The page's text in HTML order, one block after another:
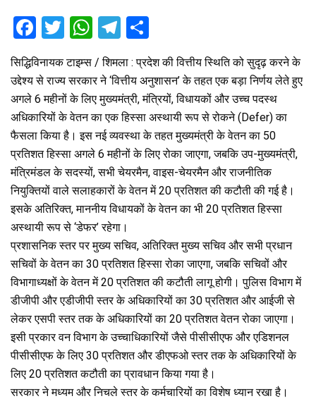
F
a
ce
b
o
o
k
T
tt
er
W
h
at
s
A
p
p
T
e
gr
a
m
h
ar
e
सिद्धिविनायक टाइम्स / शिमला : प्रदेश की वित्तीय स्थिति को सुदृढ़ करने के
उद्देश्य से राज्य सरकार ने ‘वित्तीय अनुशासन’ के तहत एक बड़ा निर्णय लेते हुए
अगले 6 महीनों के लिए मुख्यमंत्री, मंत्रियों, विधायकों और उच्च पदस्थ
अधिकारियों के वेतन का एक हिस्सा अस्थायी रूप से रोकने (Defer) का
फैसला किया है। इस नई व्यवस्था के तहत मुख्यमंत्री के वेतन का 50
प्रतिशत हिस्सा अगले 6 महीनों के लिए रोका जाएगा, जबकि उप-मुख्यमंत्री,
मंत्रिमंडल के सदस्यों, सभी चेयरमैन, वाइस-चेयरमैन और राजनीतिक
नियुक्तियों वाले सलाहकारों के वेतन में 20 प्रतिशत की कटौती की गई है।
इसके अतिरिक्त, माननीय विधायकों के वेतन का भी 20 प्रतिशत हिस्सा
अस्थायी रूप से ‘डेफर’ रहेगा।
प्रशासनिक स्तर पर मुख्य सचिव, अतिरिक्त मुख्य सचिव और सभी प्रधान
सचिवों के वेतन का 30 प्रतिशत हिस्सा रोका जाएगा, जबकि सचिवों और
विभागाध्यक्षों के वेतन में 20 प्रतिशत की कटौती लागू होगी। पुलिस विभाग में
डीजीपी और एडीजीपी स्तर के अधिकारियों का 30 प्रतिशत और आईजी से
लेकर एसपी स्तर तक के अधिकारियों का 20 प्रतिशत वेतन रोका जाएगा।
इसी प्रकार वन विभाग के उच्चाधिकारियों जैसे पीसीसीएफ और एडिशनल
पीसीसीएफ के लिए 30 प्रतिशत और डीएफओ स्तर तक के अधिकारियों के
लिए 20 प्रतिशत कटौती का प्रावधान किया गया है।
सरकार ने मध्यम और निचले स्तर के कर्मचारियों का विशेष ध्यान रखा है।